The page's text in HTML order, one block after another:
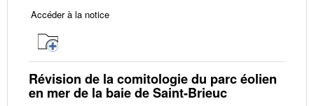
Accéder à la notice
Révision de la comitologie du parc éolien
en mer de la baie de Saint-Brieuc